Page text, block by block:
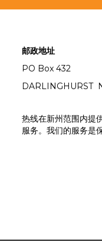
邮政地址
PO Box 432
DARLINGHURST
热线在新州范围内提
服务。我们的服务是